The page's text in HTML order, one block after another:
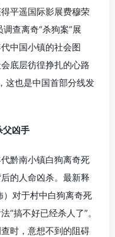
平遥国际影展费穆荣
查离奇“杀狗案”展
中国小镇的社会图
底层彷徨挣扎的心路
这也是中国首部分线发
父凶手
黔南小镇白狗离奇死
的人命凶杀。最新释
对于村中白狗离奇死
“搞不好已经杀人了”。
时，意想不到的阻碍